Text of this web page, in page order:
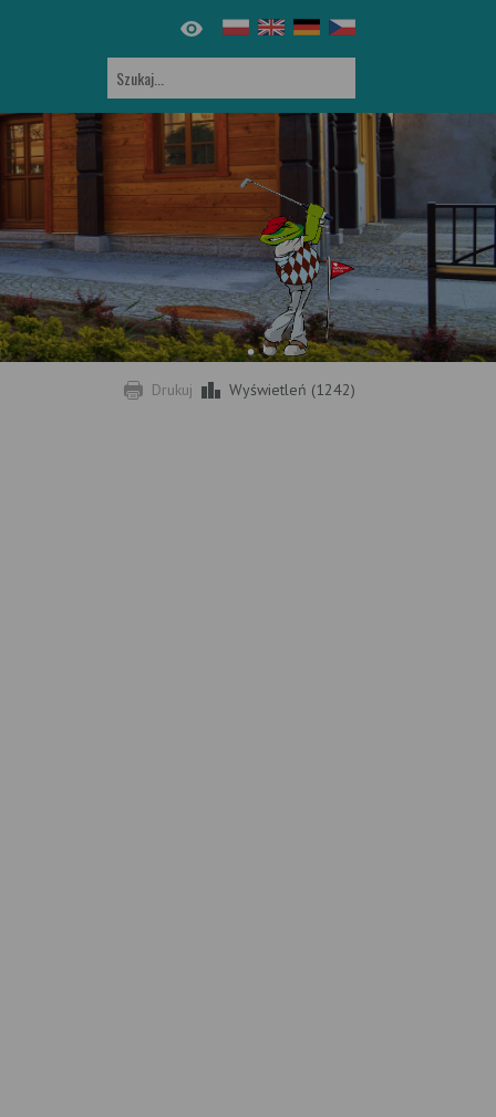
Drukuj Wyświetleń (1242)